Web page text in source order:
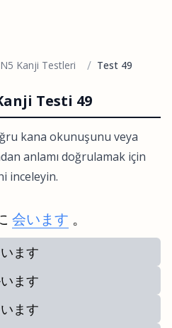
Kanji Testleri / Test 49
Testi 49
kana okunuşunu veya
anlamı doğrulamak için
inceleyin.
会います 。
ます
ます
ます